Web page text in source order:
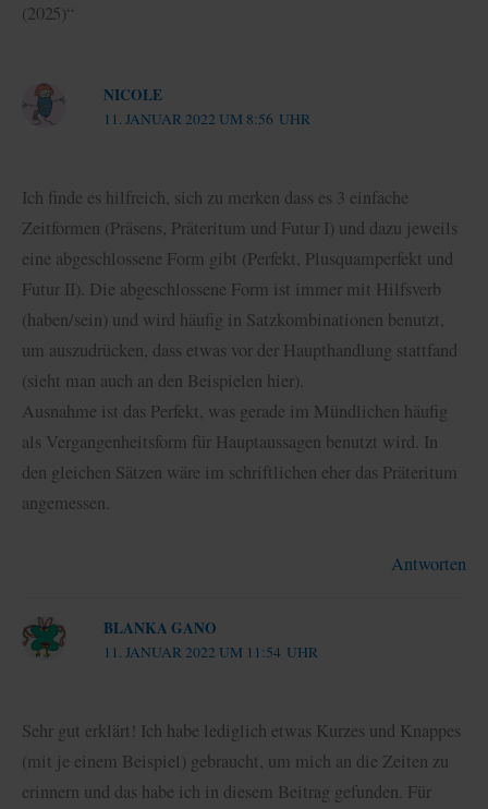
(2025)“
NICOLE
11. JANUAR 2022 UM 8:56 UHR
Ich finde es hilfreich, sich zu merken dass es 3 einfache
Zeitformen (Präsens, Präteritum und Futur I) und dazu jeweils
eine abgeschlossene Form gibt (Perfekt, Plusquamperfekt und
Futur II). Die abgeschlossene Form ist immer mit Hilfsverb
(haben/sein) und wird häufig in Satzkombinationen benutzt,
um auszudrücken, dass etwas vor der Haupthandlung stattfand
(sieht man auch an den Beispielen hier).
Ausnahme ist das Perfekt, was gerade im Mündlichen häufig
als Vergangenheitsform für Hauptaussagen benutzt wird. In
den gleichen Sätzen wäre im schriftlichen eher das Präteritum
angemessen.
Antworten
BLANKA GANO
11. JANUAR 2022 UM 11:54 UHR
Sehr gut erklärt! Ich habe lediglich etwas Kurzes und Knappes
(mit je einem Beispiel) gebraucht, um mich an die Zeiten zu
erinnern und das habe ich in diesem Beitrag gefunden. Für